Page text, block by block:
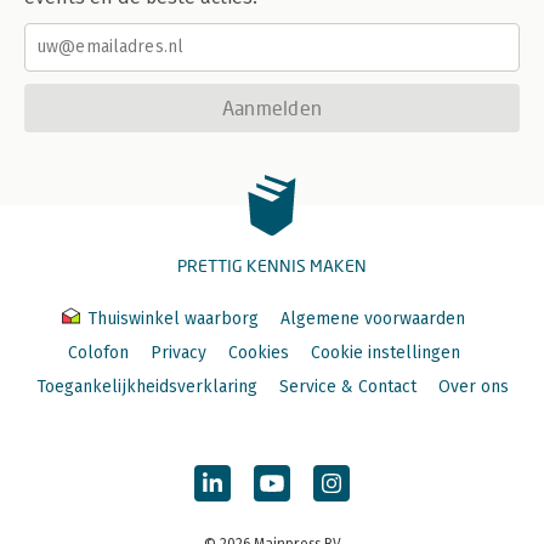
Aanmelden
PRETTIG KENNIS MAKEN
Thuiswinkel waarborg
Algemene voorwaarden
Colofon
Privacy Cookies
Cookie instellingen
Toegankelijkheidsverklaring
Service & Contact Over ons